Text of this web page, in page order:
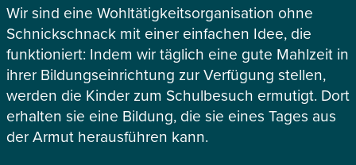
Wir sind eine Wohltätigkeitsorganisation ohne
Schnickschnack mit einer einfachen Idee, die
funktioniert: Indem wir täglich eine gute Mahlzeit in
ihrer Bildungseinrichtung zur Verfügung stellen,
werden die Kinder zum Schulbesuch ermutigt. Dort
erhalten sie eine Bildung, die sie eines Tages aus
der Armut herausführen kann.